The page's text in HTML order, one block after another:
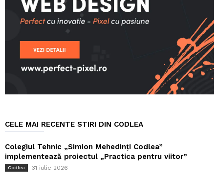
CELE MAI RECENTE STIRI DIN CODLEA
Colegiul Tehnic „Simion Mehedinți Codlea”
implementează proiectul „Practica pentru viitor”
Codlea 31 iulie 2026